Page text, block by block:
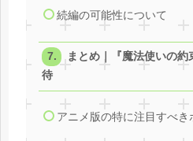
続編の可能性について
まとめ｜『魔法使いの約
待
アニメ版の特に注目すべき